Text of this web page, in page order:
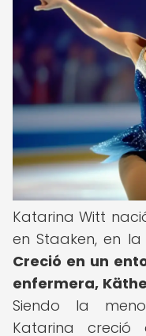
Katarina Witt
en Staaken, en
Creció en un
enfermera,
Siendo la
Katarina creció